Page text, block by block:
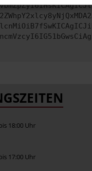
18:00 Uhr
17:00 Uhr